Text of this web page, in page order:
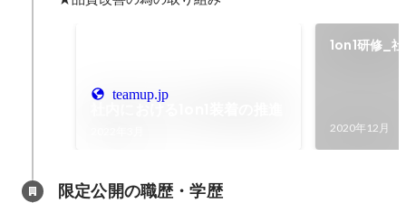
teamup.jp
1on1研修_
2020年12月
限定公開の職歴・学歴